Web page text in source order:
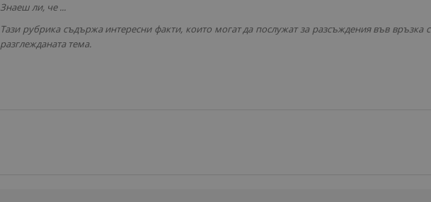
Знаеш ли, че ...
Тази рубрика съдържа интересни факти, които могат да послужат за раз­съждения във връзка с
разглежданата тема.